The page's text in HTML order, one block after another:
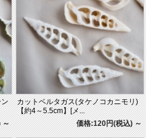
～
カットベルタガス(タケノコカニモリ)
【約4～5.5cm】[メ...
価格:120円(税込)～